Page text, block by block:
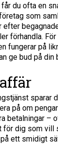
du ofta en
som
förhandla.
fungerar på
ge bud på din
sparar
på om
betalningar –
dig som
ett smidigt